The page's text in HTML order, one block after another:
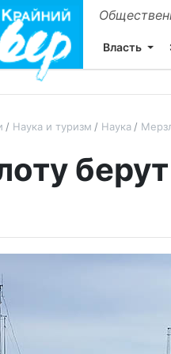
Власть
Наука и туризм Наука